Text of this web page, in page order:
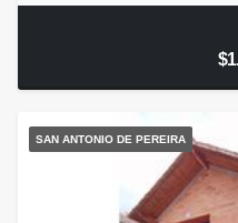
SAN ANTONIO DE PEREIRA